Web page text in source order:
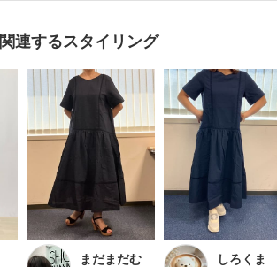
関連するスタイリング
まだまだむ しろくま